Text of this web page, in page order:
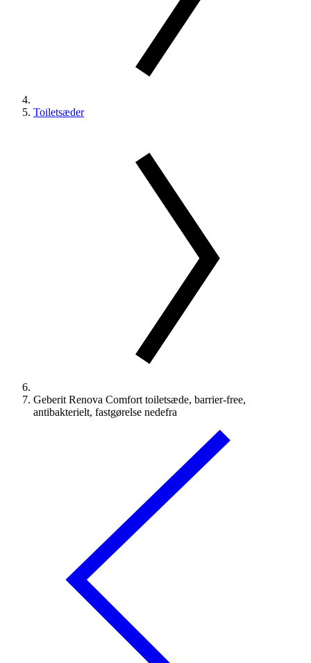
Toiletsæder
Geberit Renova Comfort toiletsæde, barrier-free,
antibakterielt, fastgørelse nedefra